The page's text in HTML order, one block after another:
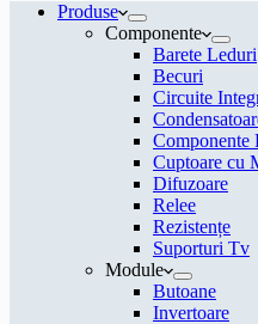
Produse
Componente
Barete Leduri
Becuri
Circuite
Componente
Cuptoare cu
Difuzoare
Relee
Rezistențe
Suporturi Tv
Module
Butoane
Invertoare